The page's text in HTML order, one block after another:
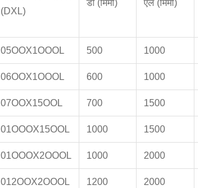
(DXL)
डी (मिमी) एल (मिमी)
05OOX1OOOL 500 1000
06OOX1OOOL 600 1000
07OOX15OOL 700 1500
01OOOX15OOL 1000 1500
01OOOX2OOOL 1000 2000
012OOX2OOOL 1200 2000